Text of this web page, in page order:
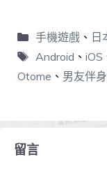
手機遊戲、 日
Android 、 iOS
Otome 、 男友伴
留言